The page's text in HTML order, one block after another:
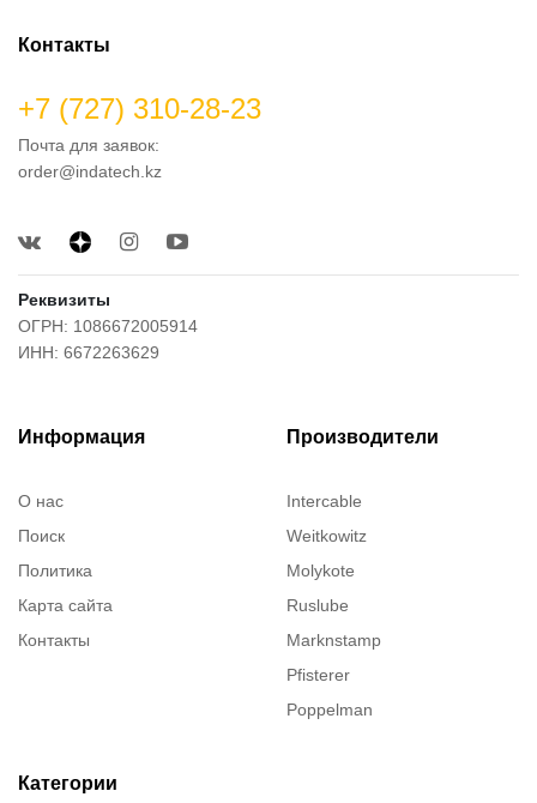
Контакты
+7 (727) 310-28-23
Почта для заявок:
order@indatech.kz
Реквизиты
ОГРН: 1086672005914
ИНН: 6672263629
Информация
О нас
Поиск
Политика
Карта сайта
Контакты
Производители
Intercable
Weitkowitz
Molykote
Ruslube
Marknstamp
Pfisterer
Poppelman
Категории